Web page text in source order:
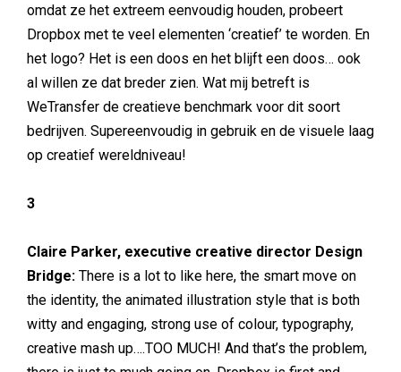
omdat ze het extreem eenvoudig houden, probeert
Dropbox met te veel elementen ‘creatief’ te worden. En
het logo? Het is een doos en het blijft een doos… ook
al willen ze dat breder zien. Wat mij betreft is
WeTransfer de creatieve benchmark voor dit soort
bedrijven. Supereenvoudig in gebruik en de visuele laag
op creatief wereldniveau!
3
Claire Parker, executive creative director Design
Bridge: There is a lot to like here, the smart move on
the identity, the animated illustration style that is both
witty and engaging, strong use of colour, typography,
creative mash up….TOO MUCH! And that’s the problem,